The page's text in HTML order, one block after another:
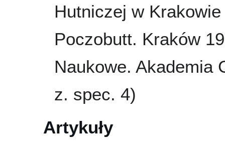
Hutniczej w
Poczobutt. Kraków
Naukowe. Akademia
z. spec. 4)
Artykuły